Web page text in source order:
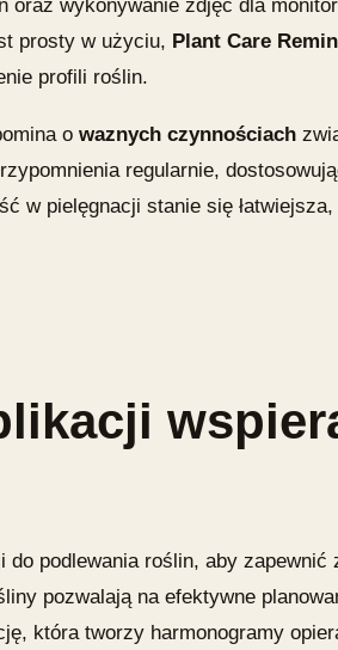
oraz wykonywanie zdjęć dla
prosty w użyciu, Plant Care
profili roślin.
o waznych czynnościach
regularnie,
w pielęgnacji stanie się
podlewania roślin, aby
pozwalają na efektywne
która tworzy harmonogramy